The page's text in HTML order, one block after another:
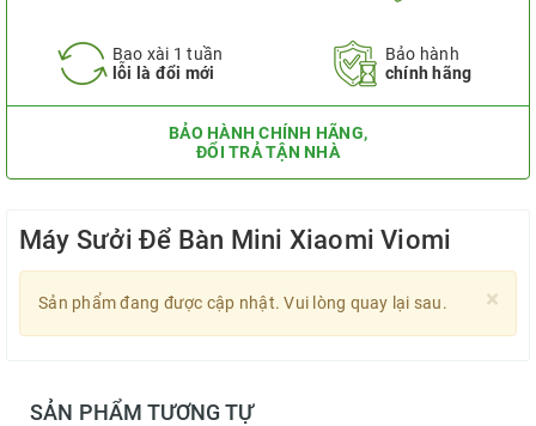
Bao xài 1 tuần
lỗi là đổi mới
Bảo hành
chính hãng
BẢO HÀNH CHÍNH HÃNG,
ĐỔI TRẢ TẬN NHÀ
Máy Sưởi Để Bàn Mini Xiaomi Viomi
×
Sản phẩm đang được cập nhật. Vui lòng quay lại sau.
SẢN PHẨM TƯƠNG TỰ